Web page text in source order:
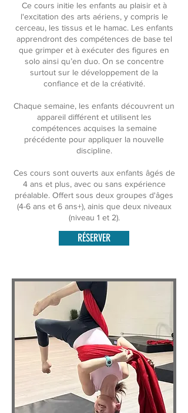
Ce cours initie les enfants au plaisir et à
l'excitation des arts aériens, y compris le
cerceau, les tissus et le hamac. Les enfants
apprendront des compétences de base tel
que grimper et à exécuter des figures en
solo ainsi qu’en duo. On se concentre
surtout sur le développement de la
confiance et de la créativité.
Chaque semaine, les enfants découvrent un
appareil différent et utilisent les
compétences acquises la semaine
précédente pour appliquer la nouvelle
discipline.
Ces cours sont ouverts aux enfants âgés de
4 ans et plus, avec ou sans expérience
préalable. Offert sous deux groupes d'âges
(4-6 ans et 6 ans+), ainis que deux niveaux
(niveau 1 et 2).
RÉSERVER